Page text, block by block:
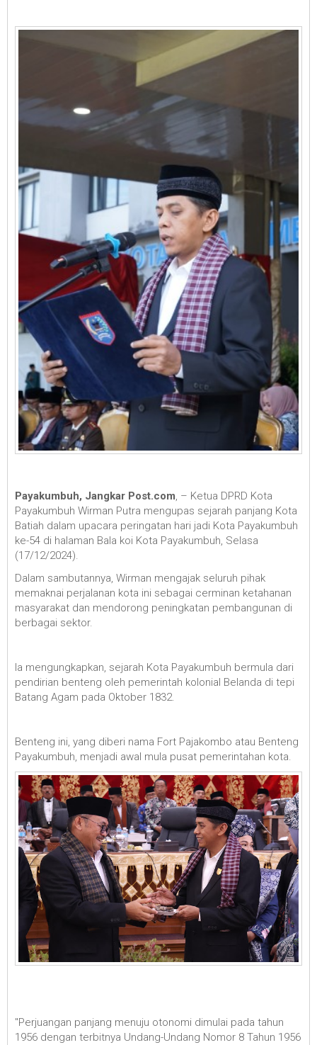
Payakumbuh, Jangkar Post.com, – Ketua DPRD Kota
Payakumbuh Wirman Putra mengupas sejarah panjang Kota
Batiah dalam upacara peringatan hari jadi Kota Payakumbuh
ke-54 di halaman Bala koi Kota Payakumbuh, Selasa
(17/12/2024).
Dalam sambutannya, Wirman mengajak seluruh pihak
memaknai perjalanan kota ini sebagai cerminan ketahanan
masyarakat dan mendorong peningkatan pembangunan di
berbagai sektor.
Ia mengungkapkan, sejarah Kota Payakumbuh bermula dari
pendirian benteng oleh pemerintah kolonial Belanda di tepi
Batang Agam pada Oktober 1832.
Benteng ini, yang diberi nama Fort Pajakombo atau Benteng
Payakumbuh, menjadi awal mula pusat pemerintahan kota.
"Perjuangan panjang menuju otonomi dimulai pada tahun
1956 dengan terbitnya Undang-Undang Nomor 8 Tahun 1956